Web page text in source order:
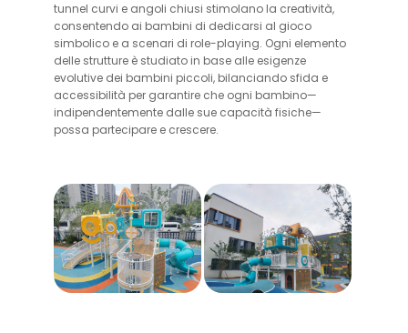
tunnel curvi e angoli chiusi stimolano la creatività,
consentendo ai bambini di dedicarsi al gioco
simbolico e a scenari di role-playing. Ogni elemento
delle strutture è studiato in base alle esigenze
evolutive dei bambini piccoli, bilanciando sfida e
accessibilità per garantire che ogni bambino—
indipendentemente dalle sue capacità fisiche—
possa partecipare e crescere.